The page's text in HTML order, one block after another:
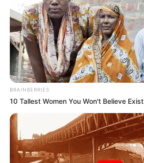
BRAINBERRIES
10 Tallest Women You Won't Believe Exist